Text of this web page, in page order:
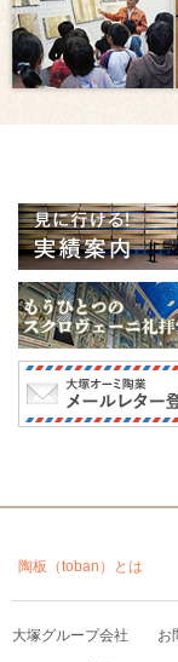
陶板（toban）とは
大塚グループ会社 お